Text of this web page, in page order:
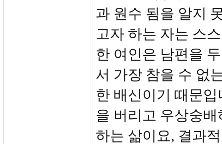
과 원수 됨을 알지
고자 하는 자는 스
한 여인은 남편을
서 가장 참을 수 없
한 배신이기 때문
을 버리고 우상숭
하는 삶이요, 결과